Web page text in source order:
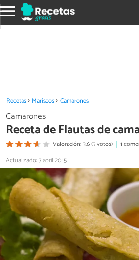
Recetas Mariscos Camarones
Camarones
Receta de Flautas de
Valoración: 3.6 (5 votos)
1
Actualizado: 7 abril 2015